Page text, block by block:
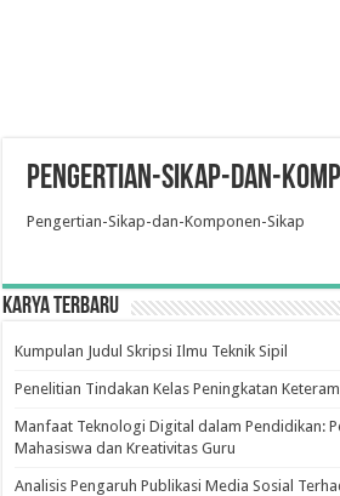
Pengertian-Sikap-dan-
Pengertian-Sikap-dan-Komponen-Sikap
Karya Terbaru
Kumpulan Judul Skripsi Ilmu Teknik Sipil
Penelitian Tindakan Kelas Peningkatan
Manfaat Teknologi Digital dalam Pendidikan:
Mahasiswa dan Kreativitas Guru
Analisis Pengaruh Publikasi Media Sosial